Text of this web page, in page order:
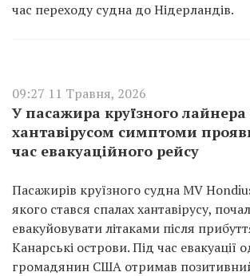
час переходу судна до Нідерландів.
09:27 11 Травня, 2026
У пасажира круїзного лайнера
хантавірусом симптоми
час евакуаційного рейсу
Пасажирів круїзного судна MV
якого стався спалах хантавірусу,
евакуйовувати літаками після
Канарські острови. Під час евакуації
громадянин США отримав позитивний